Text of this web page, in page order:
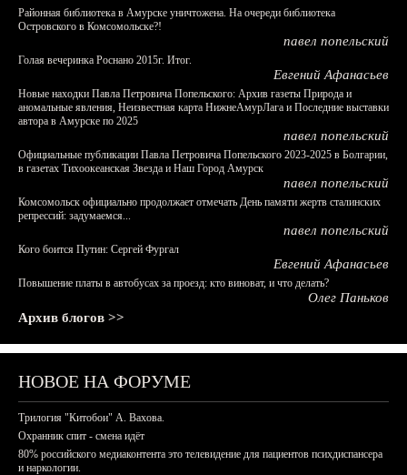
Районная библиотека в Амурске уничтожена. На очереди библиотека
Островского в Комсомольске?!
павел попельский
Голая вечеринка Роснано 2015г. Итог.
Евгений Афанасьев
Новые находки Павла Петровича Попельского: Архив газеты Природа и
аномальные явления, Неизвестная карта НижнеАмурЛага и Последние выставки
автора в Амурске по 2025
павел попельский
Официальные публикации Павла Петровича Попельского 2023-2025 в Болгарии,
в газетах Тихоокеанская Звезда и Наш Город Амурск
павел попельский
Комсомольск официально продолжает отмечать День памяти жертв сталинских
репрессий: задумаемся...
павел попельский
Кого боится Путин: Сергей Фургал
Евгений Афанасьев
Повышение платы в автобусах за проезд: кто виноват, и что делать?
Олег Паньков
Архив блогов >>
НОВОЕ НА ФОРУМЕ
Трилогия "Китобои" А. Вахова.
Охранник спит - смена идёт
80% российского медиаконтента это телевидение для пациентов психдиспансера
и наркологии.